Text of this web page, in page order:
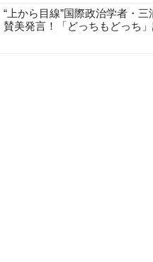
“上から目線”国際政治学者・
賛美発言！「どっちもどっち